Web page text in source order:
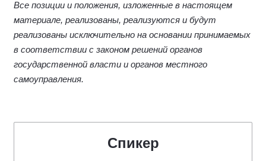
Все позиции и положения, изложенные в настоящем
материале, реализованы, реализуются и будут
реализованы исключительно на основании принимаемых
в соответствии с законом решений органов
государственной власти и органов местного
самоуправления.
Спикер